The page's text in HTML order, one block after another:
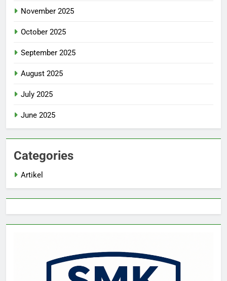
November 2025
October 2025
September 2025
August 2025
July 2025
June 2025
Categories
Artikel